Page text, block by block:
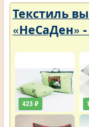
Текстиль
«НеСаДен»
423 ₽